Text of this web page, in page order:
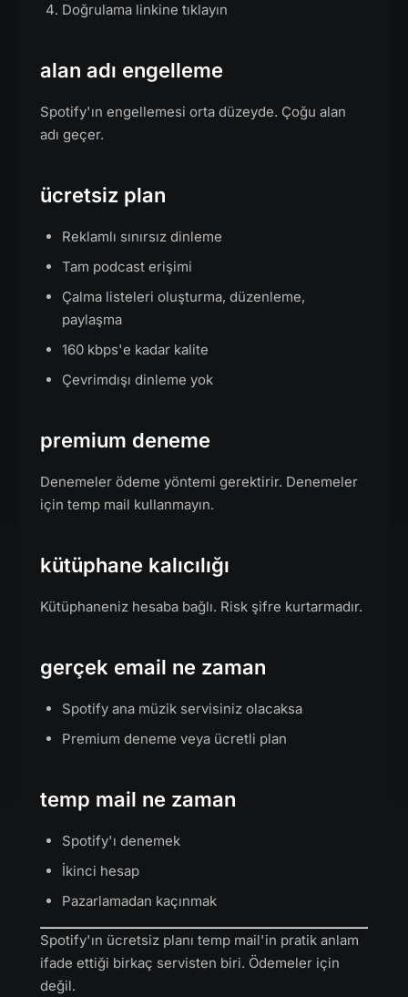
Doğrulama linkine tıklayın
alan adı engelleme
Spotify'ın engellemesi orta düzeyde. Çoğu alan
adı geçer.
ücretsiz plan
Reklamlı sınırsız dinleme
Tam podcast erişimi
Çalma listeleri oluşturma, düzenleme,
paylaşma
160 kbps'e kadar kalite
Çevrimdışı dinleme yok
premium deneme
Denemeler ödeme yöntemi gerektirir. Denemeler
için temp mail kullanmayın.
kütüphane kalıcılığı
Kütüphaneniz hesaba bağlı. Risk şifre kurtarmadır.
gerçek email ne zaman
Spotify ana müzik servisiniz olacaksa
Premium deneme veya ücretli plan
temp mail ne zaman
Spotify'ı denemek
İkinci hesap
Pazarlamadan kaçınmak
Spotify'ın ücretsiz planı temp mail'in pratik anlam
ifade ettiği birkaç servisten biri. Ödemeler için
değil.